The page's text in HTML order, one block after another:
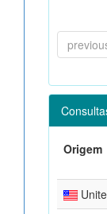
Origem